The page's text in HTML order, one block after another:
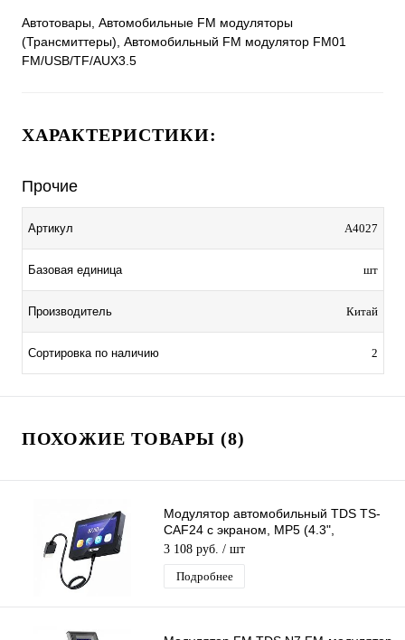
Автотовары, Автомобильные FM модуляторы
(Трансмиттеры), Автомобильный FM модулятор FM01
FM/USB/TF/AUX3.5
ХАРАКТЕРИСТИКИ:
Прочие
Артикул A4027
Базовая единица шт
Производитель Китай
Сортировка по наличию 2
ПОХОЖИЕ ТОВАРЫ (8)
Модулятор автомобильный TDS TS-
CAF24 с экраном, MP5 (4.3",
1280*720, Bluetooth)
3 108 руб. / шт
Подробнее